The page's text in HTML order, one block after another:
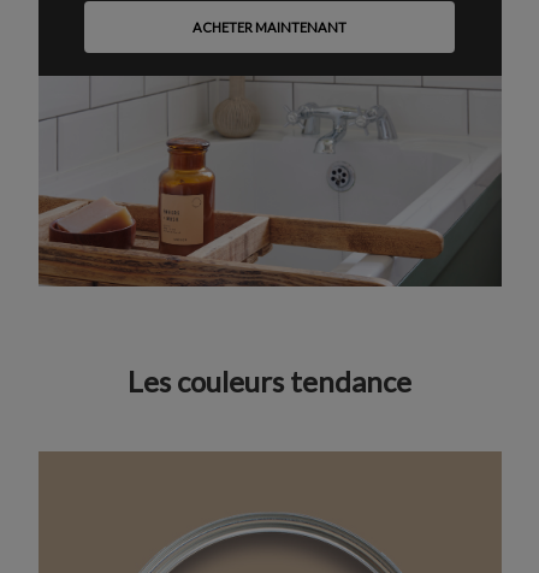
ACHETER MAINTENANT
Les couleurs tendance